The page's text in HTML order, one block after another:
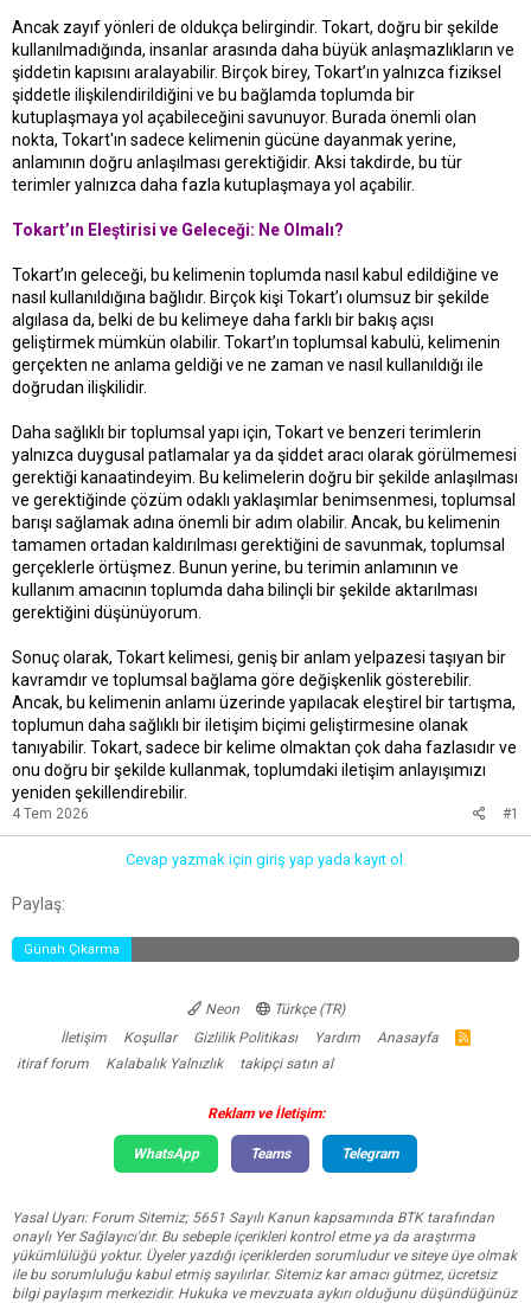
Ancak zayıf yönleri de oldukça belirgindir. Tokart, doğru bir şekilde
kullanılmadığında, insanlar arasında daha büyük anlaşmazlıkların ve
şiddetin kapısını aralayabilir. Birçok birey, Tokart’ın yalnızca fiziksel
şiddetle ilişkilendirildiğini ve bu bağlamda toplumda bir
kutuplaşmaya yol açabileceğini savunuyor. Burada önemli olan
nokta, Tokart'ın sadece kelimenin gücüne dayanmak yerine,
anlamının doğru anlaşılması gerektiğidir. Aksi takdirde, bu tür
terimler yalnızca daha fazla kutuplaşmaya yol açabilir.
Tokart’ın Eleştirisi ve Geleceği: Ne Olmalı?
Tokart’ın geleceği, bu kelimenin toplumda nasıl kabul edildiğine ve
nasıl kullanıldığına bağlıdır. Birçok kişi Tokart’ı olumsuz bir şekilde
algılasa da, belki de bu kelimeye daha farklı bir bakış açısı
geliştirmek mümkün olabilir. Tokart’ın toplumsal kabulü, kelimenin
gerçekten ne anlama geldiği ve ne zaman ve nasıl kullanıldığı ile
doğrudan ilişkilidir.
Daha sağlıklı bir toplumsal yapı için, Tokart ve benzeri terimlerin
yalnızca duygusal patlamalar ya da şiddet aracı olarak görülmemesi
gerektiği kanaatindeyim. Bu kelimelerin doğru bir şekilde anlaşılması
ve gerektiğinde çözüm odaklı yaklaşımlar benimsenmesi, toplumsal
barışı sağlamak adına önemli bir adım olabilir. Ancak, bu kelimenin
tamamen ortadan kaldırılması gerektiğini de savunmak, toplumsal
gerçeklerle örtüşmez. Bunun yerine, bu terimin anlamının ve
kullanım amacının toplumda daha bilinçli bir şekilde aktarılması
gerektiğini düşünüyorum.
Sonuç olarak, Tokart kelimesi, geniş bir anlam yelpazesi taşıyan bir
kavramdır ve toplumsal bağlama göre değişkenlik gösterebilir.
Ancak, bu kelimenin anlamı üzerinde yapılacak eleştirel bir tartışma,
toplumun daha sağlıklı bir iletişim biçimi geliştirmesine olanak
tanıyabilir. Tokart, sadece bir kelime olmaktan çok daha fazlasıdır ve
onu doğru bir şekilde kullanmak, toplumdaki iletişim anlayışımızı
yeniden şekillendirebilir.
4 Tem 2026 #1
Cevap yazmak için giriş yap yada kayıt ol.
Paylaş:
Günah Çıkarma
Neon
Türkçe (TR)
İletişim
Koşullar Gizlilik Politikası Yardım Anasayfa
R
itiraf forum Kalabalık Yalnızlık takipçi satın al
Reklam ve İletişim:
WhatsApp Teams Telegram
Yasal Uyarı: Forum Sitemiz; 5651 Sayılı Kanun kapsamında BTK tarafından
onaylı Yer Sağlayıcı'dır. Bu sebeple içerikleri kontrol etme ya da araştırma
yükümlülüğü yoktur. Üyeler yazdığı içeriklerden sorumludur ve siteye üye olmak
ile bu sorumluluğu kabul etmiş sayılırlar. Sitemiz kar amacı gütmez, ücretsiz
bilgi paylaşım merkezidir. Hukuka ve mevzuata aykırı olduğunu düşündüğünüz